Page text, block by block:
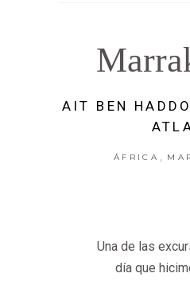
AIT BEN
ÁFRICA ,
Una de las
día que